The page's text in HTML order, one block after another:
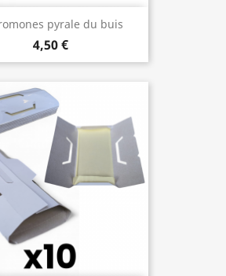
pyrale du buis
4,50 €